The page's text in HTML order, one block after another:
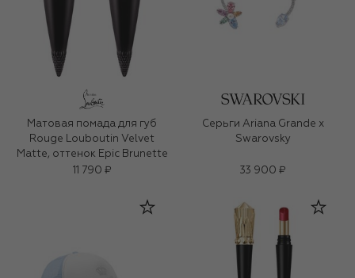
Матовая помада для губ
Rouge Louboutin Velvet
Matte, оттенок Epic Brunette
11 790 ₽
Серьги Ariana Grande x
Swarovsky
33 900 ₽